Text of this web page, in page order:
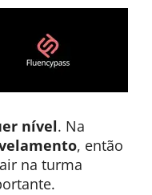
nível. Na
, então
na turma